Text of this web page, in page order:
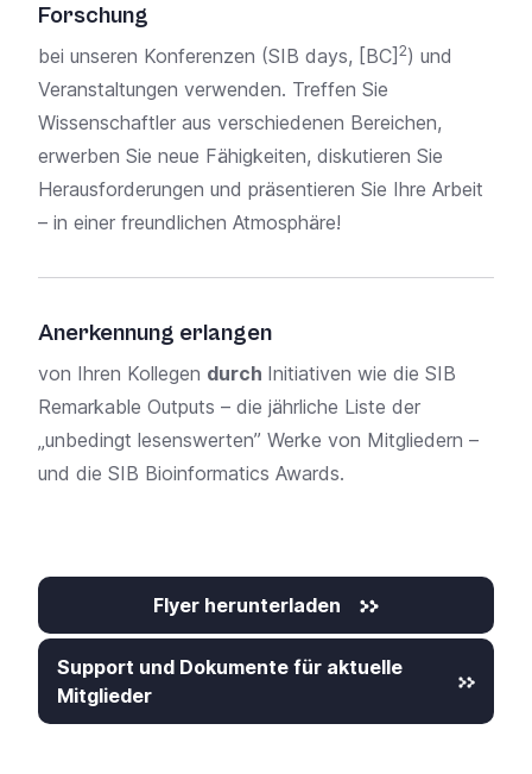
Forschung
bei unseren Konferenzen (SIB days, [BC] 2) und
Veranstaltungen verwenden. Treffen Sie
Wissenschaftler aus verschiedenen Bereichen,
erwerben Sie neue Fähigkeiten, diskutieren Sie
Herausforderungen und präsentieren Sie Ihre Arbeit
– in einer freundlichen Atmosphäre!
Anerkennung erlangen
von Ihren Kollegen durch Initiativen wie die SIB
Remarkable Outputs – die jährliche Liste der
„unbedingt lesenswerten” Werke von Mitgliedern –
und die SIB Bioinformatics Awards.
Flyer herunterladen
Support und Dokumente für aktuelle
Mitglieder